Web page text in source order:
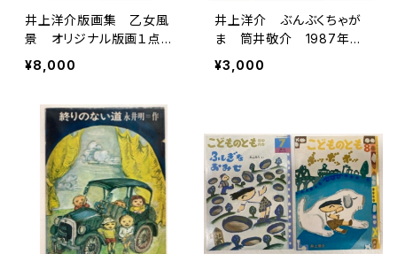
井上洋介版画集 乙女風
景 オリジナル版画１点
付 1978年 初版 函
村松書館
¥8,000
井上洋介 ぶんぶくちゃが
ま 筒井敬介 1987年
初版 ミキハウス
¥3,000